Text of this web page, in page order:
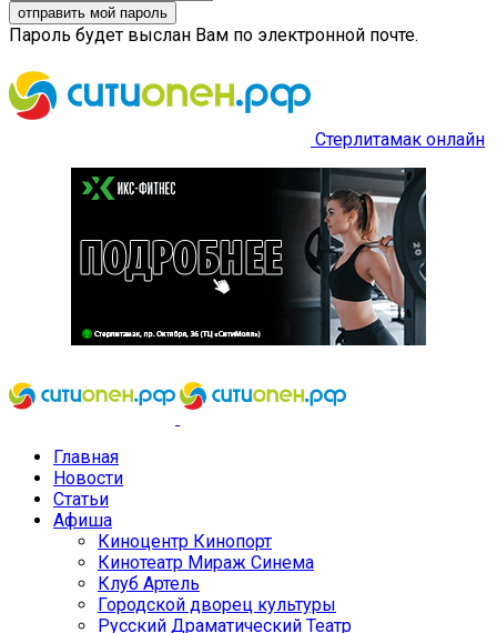
Пароль будет выслан Вам по электронной почте.
Стерлитамак онлайн
Главная
Новости
Статьи
Афиша
Киноцентр Кинопорт
Кинотеатр Мираж Синема
Клуб Артель
Городской дворец культуры
Русский Драматический Театр